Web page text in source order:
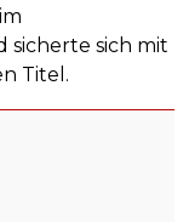
sicherte sich mit
Titel.